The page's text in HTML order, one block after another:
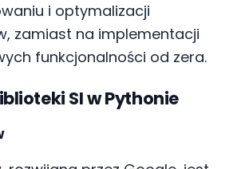
i optymalizacji
zamiast na implementacji
funkcjonalności od zera.
SI w Pythonie